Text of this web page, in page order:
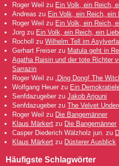
Roger Weil zu Ein Volk, ein Reich,
Andreas zu Ein Volk, ein Reich, ein
Roger Weil zu Ein Volk, ein Reich,
Jorg zu Ein Volk, ein Reich, ein
Rocholl
zuWilhelm Tell im
Gerhart Freiser zu Matula geht in
Agatha Raisin und der tote Richter
Sarrazin
Roger Weil zu
„Ding Dong! The
Wolfgang Heuer zu Ein
Senfdazugeber zuJakob Arjouni
Senfdazugeber zuThe Velvet
Roger Weil zu Die Bangemänner
Klaus Märkert zu Die Bangemänner
Casper Diederich Wälzholz jun. zu
Klaus Märkert zu Düsterer Ausblick
Häufigste Schlagwörter